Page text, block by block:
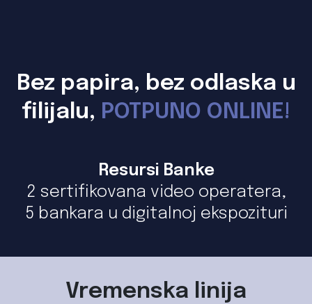
Bez papira, bez odlaska u
filijalu, POTPUNO ONLINE!
Resursi Banke
2 sertifikovana video operatera,
5 bankara u digitalnoj ekspozituri
Vremenska linija